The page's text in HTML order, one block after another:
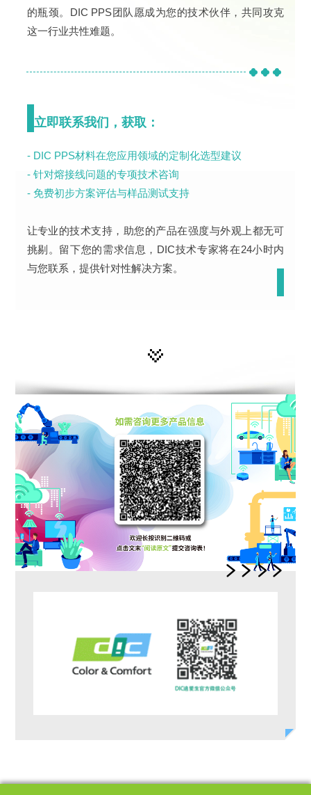
的瓶颈。DIC PPS团队愿成为您的技术伙伴，共同攻克
这一行业共性难题。
立即联系我们，获取：
- DIC PPS材料在您应用领域的定制化选型建议
- 针对熔接线问题的专项技术咨询
- 免费初步方案评估与样品测试支持
让专业的技术支持，助您的产品在强度与外观上都无可
挑剔。留下您的需求信息，DIC技术专家将在24小时内
与您联系，提供针对性解决方案。